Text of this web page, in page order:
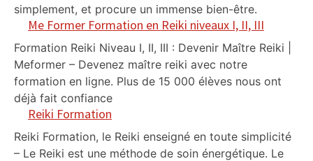
simplement, et procure un immense bien-être.
Me Former Formation en Reiki niveaux I, II, III
Formation Reiki Niveau I, II, III : Devenir Maître Reiki |
Meformer – Devenez maître reiki avec notre
formation en ligne. Plus de 15 000 élèves nous ont
déjà fait confiance
Reiki Formation
Reiki Formation, le Reiki enseigné en toute simplicité
– Le Reiki est une méthode de soin énergétique. Le